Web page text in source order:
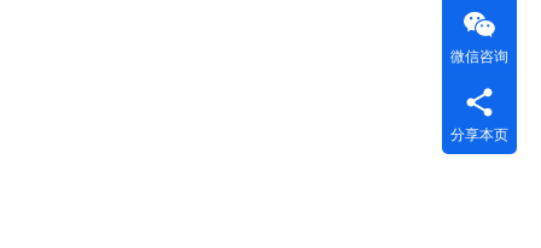
微信咨询
分享本页